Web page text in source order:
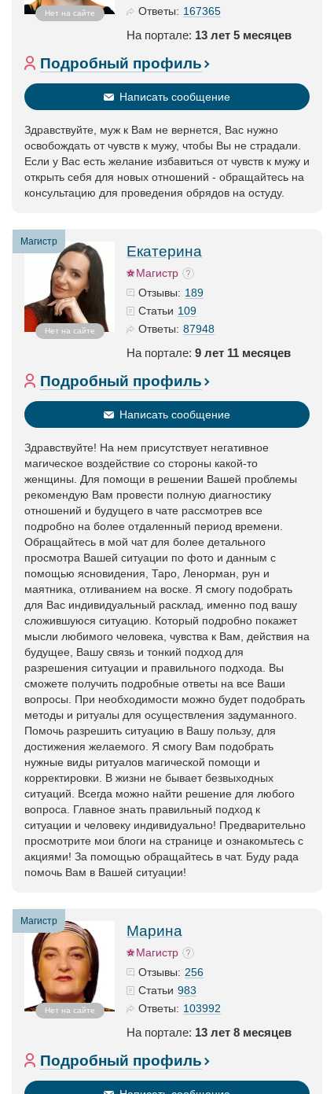
Нет на сайте
Ответы: 167365
На портале: 13 лет 5 месяцев
Подробный профиль
Написать сообщение
Здравствуйте, муж к Вам не вернется, Вас нужно
освобождать от чувств к мужу, чтобы Вы не страдали.
Если у Вас есть желание избавиться от чувств к мужу и
открыть себя для новых отношений - обращайтесь на
консультацию для проведения обрядов на остуду.
Магистр
Нет на сайте
Екатерина
Магистр
Отзывы: 189
Статьи 109
Ответы: 87948
На портале: 9 лет 11 месяцев
Подробный профиль
Написать сообщение
Здравствуйте! На нем присутствует негативное
магическое воздействие со стороны какой-то
женщины. Для помощи в решении Вашей проблемы
рекомендую Вам провести полную диагностику
отношений и будущего в чате рассмотрев все
подробно на более отдаленный период времени.
Обращайтесь в мой чат для более детального
просмотра Вашей ситуации по фото и данным с
помощью ясновидения, Таро, Ленорман, рун и
маятника, отливанием на воске. Я смогу подобрать
для Вас индивидуальный расклад, именно под вашу
сложившуюся ситуацию. Который подробно покажет
мысли любимого человека, чувства к Вам, действия на
будущее, Вашу связь и тонкий подход для
разрешения ситуации и правильного подхода. Вы
сможете получить подробные ответы на все Ваши
вопросы. При необходимости можно будет подобрать
методы и ритуалы для осуществления задуманного.
Помочь разрешить ситуацию в Вашу пользу, для
достижения желаемого. Я смогу Вам подобрать
нужные виды ритуалов магической помощи и
корректировки. В жизни не бывает безвыходных
ситуаций. Всегда можно найти решение для любого
вопроса. Главное знать правильный подход к
ситуации и человеку индивидуально! Предварительно
просмотрите мои блоги на странице и ознакомьтесь с
акциями! За помощью обращайтесь в чат. Буду рада
помочь Вам в Вашей ситуации!
Магистр
Нет на сайте
Марина
Магистр
Отзывы: 256
Статьи 983
Ответы: 103992
На портале: 13 лет 8 месяцев
Подробный профиль